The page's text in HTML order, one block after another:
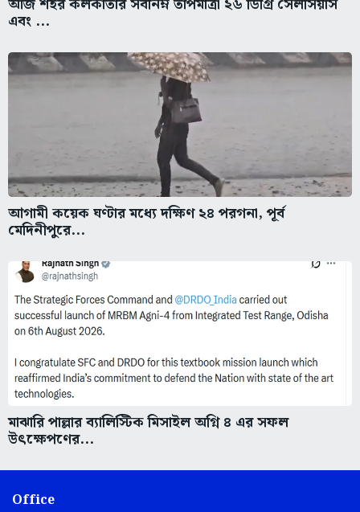
আজ শহর কলকাতার সর্বনিম্ন তাপমাত্রা ২৬ ডিগ্রি সেলসিয়াস
এবং ...
আগামী কয়েক ঘণ্টার মধ্যে দক্ষিণ ২৪ পরগনা, পূর্ব
মেদিনীপুরে...
মাঝারি পাল্লার ব্যালিস্টিক মিসাইল অগ্নি ৪ এর সফল
উৎক্ষেপণের...
Office